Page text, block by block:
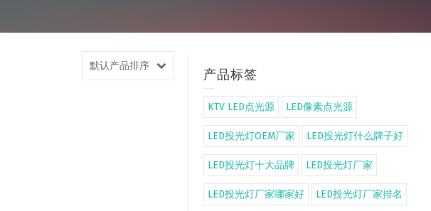
默认产品排序
产品标签
KTV LED点光源 LED像素点光源
LED投光灯OEM厂家 LED投光灯什么牌子好
LED投光灯十大品牌 LED投光灯厂家
LED投光灯厂家哪家好 LED投光灯厂家排名